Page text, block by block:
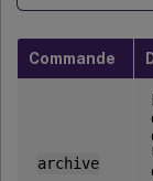
Commande
archive